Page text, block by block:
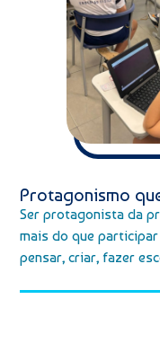
Protagonismo
Ser protagonista da
mais do que
pensar, criar, fazer